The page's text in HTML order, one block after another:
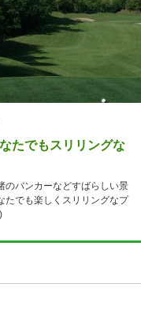
たでもスリリングな
のバンカーなどすばらしい景
たでも楽しくスリリングなプ